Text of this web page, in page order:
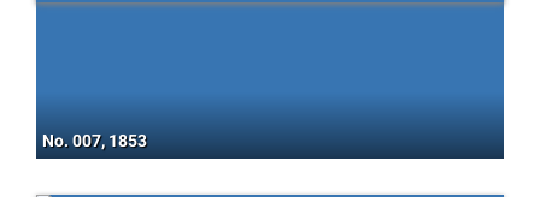
No. 007, 1853